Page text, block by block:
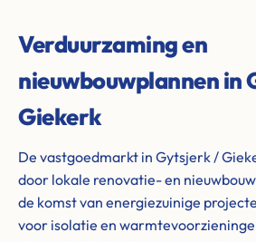
Verduurzaming en
nieuwbouwplannen in
Giekerk
De vastgoedmarkt in Gytsjerk /
door lokale renovatie- en
de komst van energiezuinige
voor isolatie en